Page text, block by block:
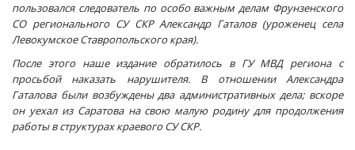
пользовался следователь по особо важным делам Фрунзенского
СО регионального СУ СКР Александр Гаталов (уроженец села
Левокумское Ставропольского края).
После этого наше издание обратилось в ГУ МВД региона с
просьбой наказать нарушителя. В отношении Александра
Гаталова были возбуждены два административных дела; вскоре
он уехал из Саратова на свою малую родину для продолжения
работы в структурах краевого СУ СКР.